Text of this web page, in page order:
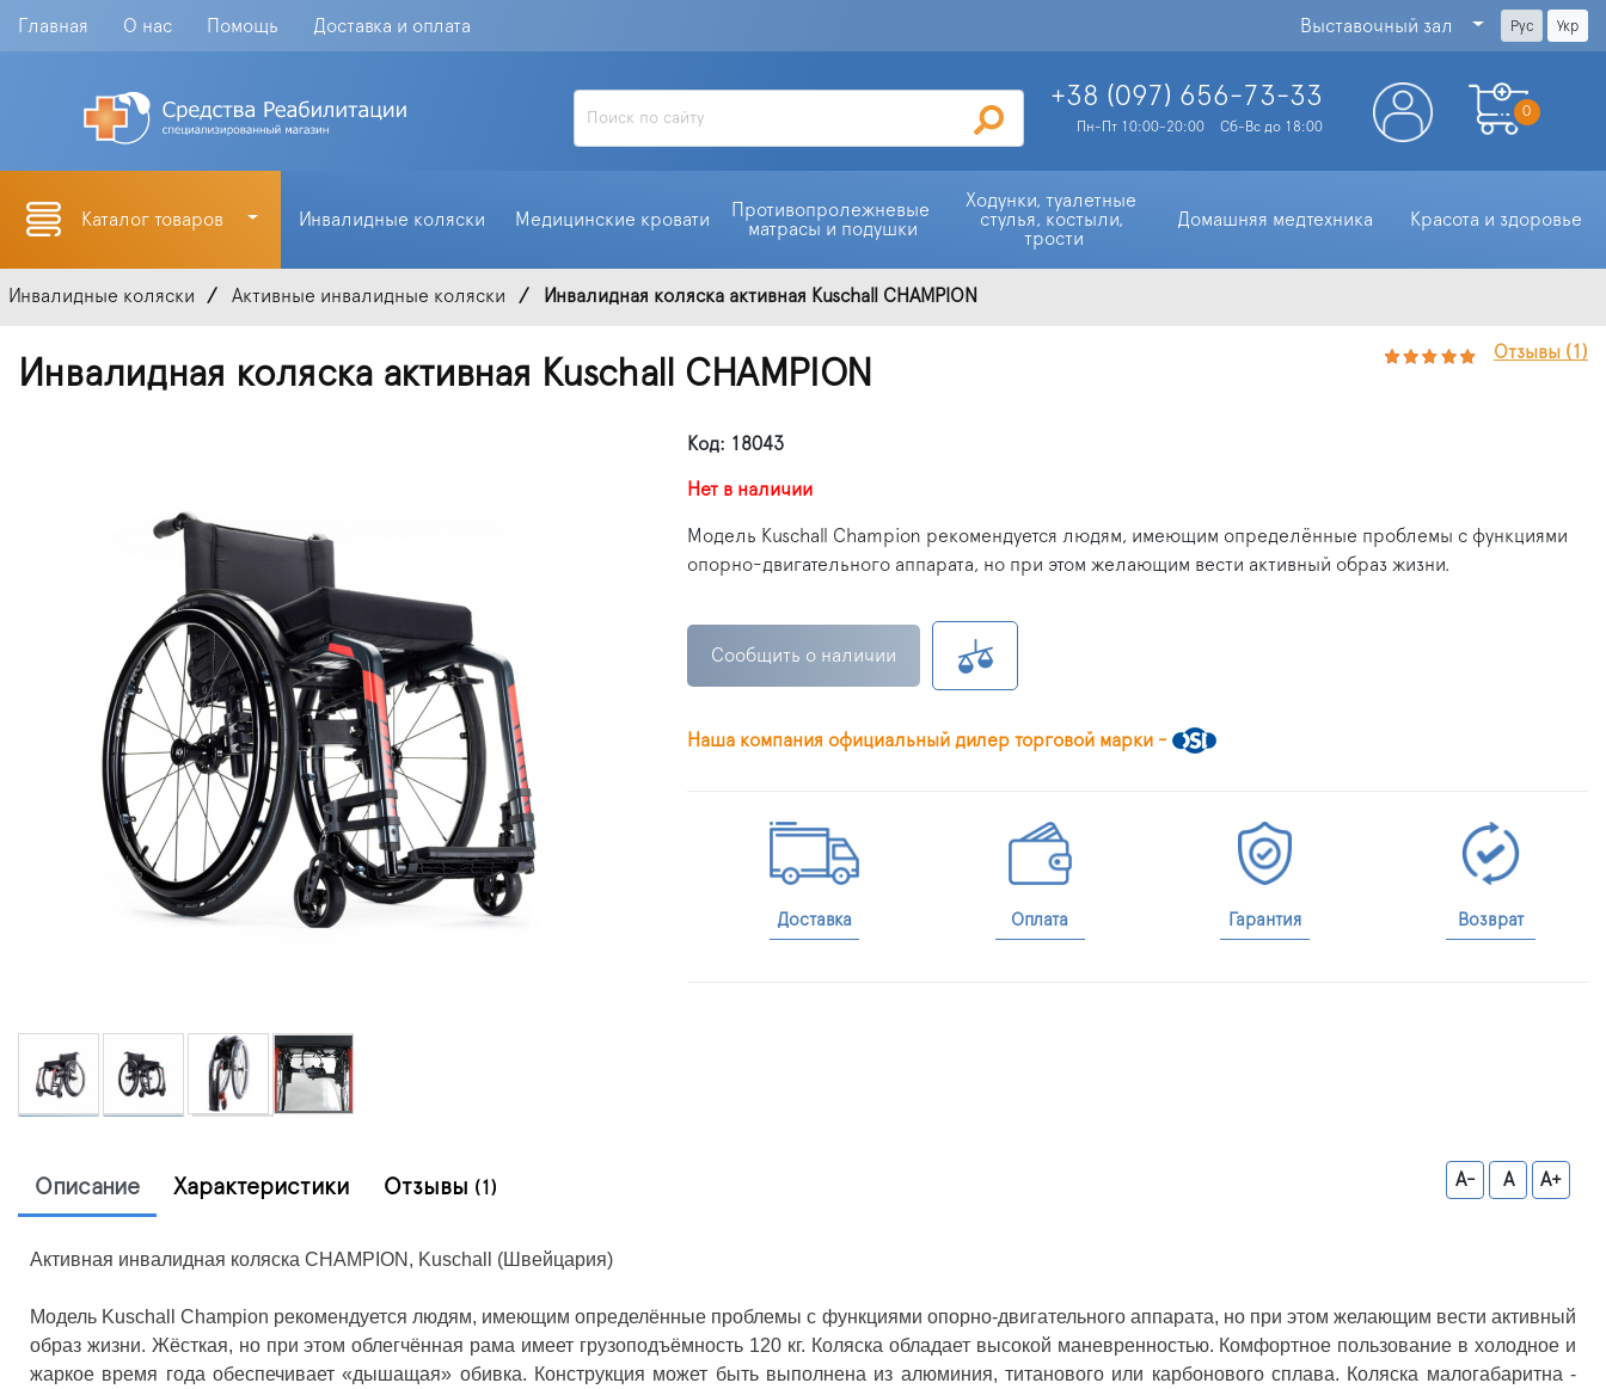
Главная О нас Помощь Доставка и оплата Выставочный зал Рус Укр
+38 (097) 656-73-33
Пн-Пт 10:00-20:00 Сб-Вс до 18:00
0
Каталог товаров Инвалидные коляски Медицинские кровати
Противопролежневые
матрасы и подушки
Ходунки, туалетные
стулья, костыли,
трости
Домашняя медтехника Красота и здоровье
Инвалидные коляски Активные инвалидные коляски Инвалидная коляска активная Kuschall CHAMPION
Инвалидная коляска активная Kuschall CHAMPION
Отзывы (1)
Код: 18043
Нет в наличии
Модель Kuschall Champion рекомендуется людям, имеющим определённые проблемы с функциями
опорно-двигательного аппарата, но при этом желающим вести активный образ жизни.
Сообщить о наличии
Наша компания официальный дилер торговой марки -
Доставка Оплата Гарантия Возврат
Описание Характеристики Отзывы (1) A- A A+
Активная инвалидная коляска CHAMPION, Kuschall (Швейцария)
Модель Kuschall Champion рекомендуется людям, имеющим определённые проблемы с функциями опорно-двигательного аппарата, но при этом желающим вести активный
образ жизни. Жёсткая, но при этом облегчённая рама имеет грузоподъёмность 120 кг. Коляска обладает высокой маневренностью. Комфортное пользование в холодное и
жаркое время года обеспечивает «дышащая» обивка. Конструкция может быть выполнена из алюминия, титанового или карбонового сплава. Коляска малогабаритна -